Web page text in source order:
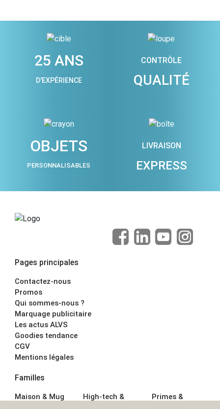
25 ANS
D'EXPÉRIENCE
CONTRÔLE
QUALITÉ
OBJETS
PERSONNALISABLES
LIVRAISON
EXPRESS
Pages principales
Contactez-nous
Promos
Qui sommes-nous ?
Marquage publicitaire
Les actus ALVS
Goodies tendance
CGV
Mentions légales
Familles
Maison & Mug
High-tech &
Primes &